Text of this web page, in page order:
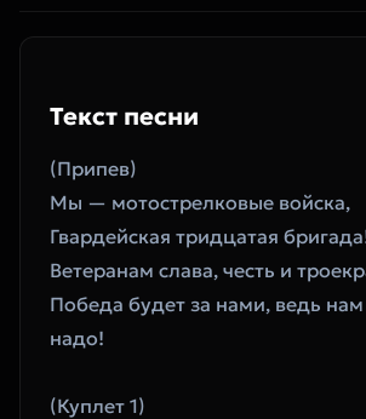
Текст песни
(Припев)
Мы — мотострелковые войска,
Гвардейская тридцатая
Ветеранам слава, честь и
Победа будет за нами, ведь
надо!
(Куплет 1)